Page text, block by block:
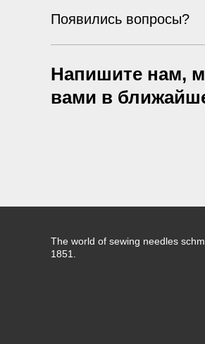
Появились вопросы?
Напишите нам,
вами в
The world of sewing needles
1851.